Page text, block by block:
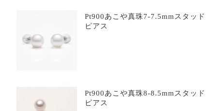
Pt900あこや真珠7-7.5mmスタッド
ピアス
Pt900あこや真珠8-8.5mmスタッド
ピアス